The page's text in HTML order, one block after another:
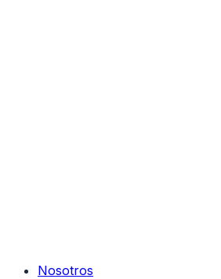
Nosotros